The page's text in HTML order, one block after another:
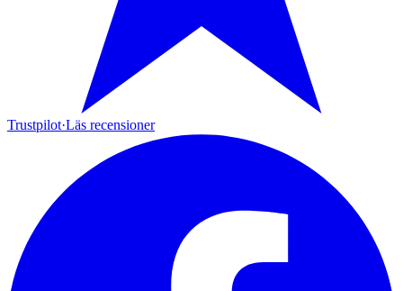
Trustpilot·Läs recensioner